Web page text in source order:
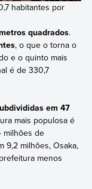
habitantes por
quadrados.
, o que o torna o
e o quinto mais
é de 330,7
em 47
mais populosa é
milhões de
9,2 milhões, Osaka,
menos